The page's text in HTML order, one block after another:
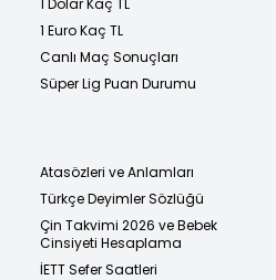
1 Euro Kaç TL
Canlı Maç Sonuçları
Süper Lig Puan Durumu
Atasözleri ve Anlamları
Türkçe Deyimler Sözlüğü
Çin Takvimi 2026 ve Bebek
Cinsiyeti Hesaplama
İETT Sefer Saatleri